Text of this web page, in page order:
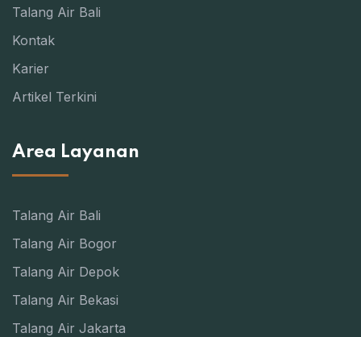
Talang Air Bali
Kontak
Karier
Artikel Terkini
Area Layanan
Talang Air Bali
Talang Air Bogor
Talang Air Depok
Talang Air Bekasi
Talang Air Jakarta